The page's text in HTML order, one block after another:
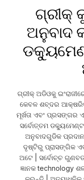
ଗ୍ରୀକ୍
ଅନୁବାଦ
ଗ୍ରୀକ୍ ଅଡିଓକୁ
କେବଳ ଶବ୍ଦର ଆକ୍ଷରିକ
ମୂର୍ଖତା ଏବଂ ପ୍ରସଙ୍ଗର
ସର୍ବୋତ୍ତମ
ଅନୁବାଦଗୁଡିକ ପ୍ରଦାନ
ଦୃଷ୍ଟିରୁ ପ୍ରାସଙ୍ଗିକ
ଅଟେ | ସର୍ବୋଚ୍ଚ
ଜ୍ଞାନକ technology